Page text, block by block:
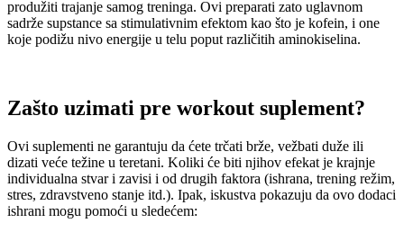
produžiti trajanje samog treninga. Ovi preparati zato uglavnom
sadrže supstance sa stimulativnim efektom kao što je kofein, i one
koje podižu nivo energije u telu poput različitih aminokiselina.
Zašto uzimati pre workout suplement?
Ovi suplementi ne garantuju da ćete trčati brže, vežbati duže ili
dizati veće težine u teretani. Koliki će biti njihov efekat je krajnje
individualna stvar i zavisi i od drugih faktora (ishrana, trening režim,
stres, zdravstveno stanje itd.). Ipak, iskustva pokazuju da ovo dodaci
ishrani mogu pomoći u sledećem: